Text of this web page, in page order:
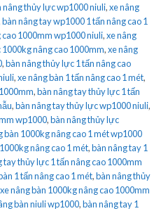
nâng thủy lực wp1000 niuli,xe nâng
bàn nâng tay wp1000 1 tấn nâng cao 1
1000mm wp1000 niuli,xe nâng
nâng cao 1000mm,xe nâng
,bàn nâng thủy lực 1 tấn nâng cao
,xe nâng bàn 1 tấn nâng cao 1 mét,
,bàn nâng tay thủy lực 1 tấn
,bàn nâng tay thủy lực wp1000 niuli,
wp1000,bàn nâng thủy lực
bàn 1000kg nâng cao 1 mét wp1000
nâng cao 1 mét,bàn nâng tay 1
tay thủy lực 1 tấn nâng cao 1000mm
1 tấn nâng cao 1 mét,bàn nâng thủy
xe nâng bàn 1000kg nâng cao 1000mm
bàn niuli wp1000,bàn nâng tay 1